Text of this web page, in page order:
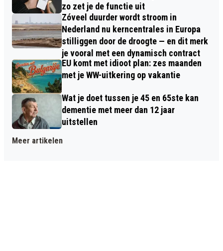
zo zet je de functie uit
Zóveel duurder wordt stroom in
Nederland nu kerncentrales in Europa
stilliggen door de droogte — en dit merk
je vooral met een dynamisch contract
EU komt met idioot plan: zes maanden
met je WW-uitkering op vakantie
Wat je doet tussen je 45 en 65ste kan
dementie met meer dan 12 jaar
uitstellen
Meer artikelen